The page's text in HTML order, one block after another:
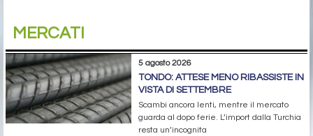
MERCATI
5 agosto 2026
TONDO: ATTESE MENO RIBASSISTE IN
VISTA DI SETTEMBRE
Scambi ancora lenti, mentre il mercato
guarda al dopo ferie. L’import dalla Turchia
resta un’incognita